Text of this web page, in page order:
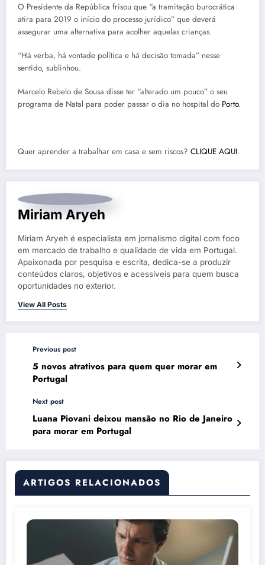
O Presidente da República frisou que “a tramitação burocrática
atira para 2019 o início do processo jurídico” que deverá
assegurar uma alternativa para acolher aquelas crianças.
“Há verba, há vontade política e há decisão tomada” nesse
sentido, sublinhou.
Marcelo Rebelo de Sousa disse ter “alterado um pouco” o seu
programa de Natal para poder passar o dia no hospital do Porto.
Quer aprender a trabalhar em casa e sem riscos? CLIQUE AQUI.
Miriam Aryeh
Miriam Aryeh é especialista em jornalismo digital com foco
em mercado de trabalho e qualidade de vida em Portugal.
Apaixonada por pesquisa e escrita, dedica-se a produzir
conteúdos claros, objetivos e acessíveis para quem busca
oportunidades no exterior.
View All Posts
Previous post
5 novos atrativos para quem quer morar em
Portugal
Next post
Luana Piovani deixou mansão no Rio de Janeiro
para morar em Portugal
ARTIGOS RELACIONADOS